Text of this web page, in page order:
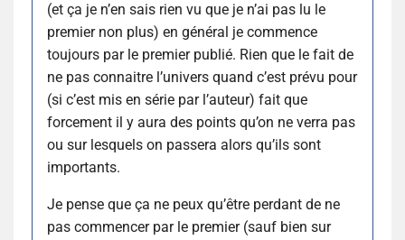
(et ça je n’en sais rien vu que je n’ai pas lu le
premier non plus) en général je commence
toujours par le premier publié. Rien que le fait de
ne pas connaitre l’univers quand c’est prévu pour
(si c’est mis en série par l’auteur) fait que
forcement il y aura des points qu’on ne verra pas
ou sur lesquels on passera alors qu’ils sont
importants.
Je pense que ça ne peux qu’être perdant de ne
pas commencer par le premier (sauf bien sur